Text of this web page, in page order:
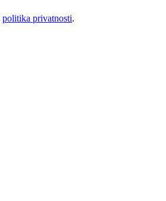
politika privatnosti.